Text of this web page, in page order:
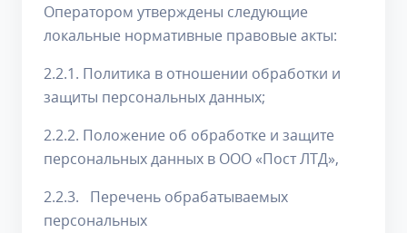
Оператором утверждены следующие
локальные нормативные правовые акты:
2.2.1. Политика в отношении обработки и
защиты персональных данных;
2.2.2. Положение об обработке и защите
персональных данных в ООО «Пост ЛТД»,
2.2.3. Перечень обрабатываемых
персональных